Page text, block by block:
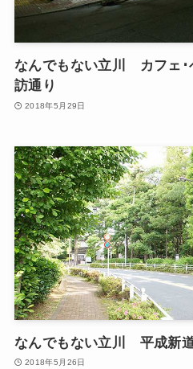
なんでもない立川 カフェ･
訪通り
2018年5月29日
なんでもない立川 平成新
2018年5月26日